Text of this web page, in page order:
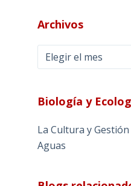
Archivos
Archivos
Biología y
La Cultura y
Aguas